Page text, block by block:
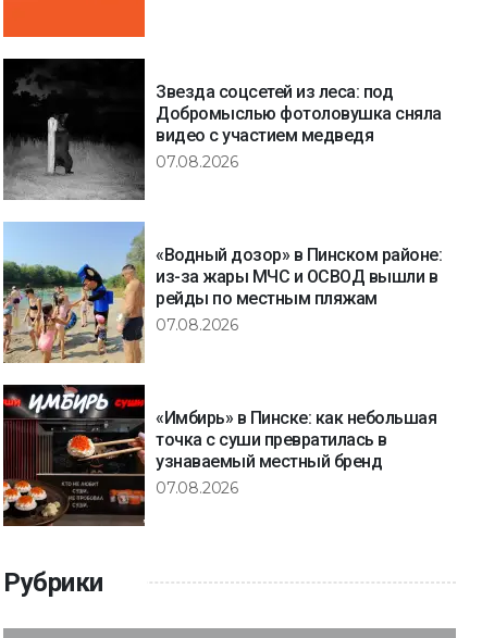
Звезда соцсетей из леса: под
Добромыслью фотоловушка сняла
видео с участием медведя
07.08.2026
«Водный дозор» в Пинском районе:
из-за жары МЧС и ОСВОД вышли в
рейды по местным пляжам
07.08.2026
«Имбирь» в Пинске: как небольшая
точка с суши превратилась в
узнаваемый местный бренд
07.08.2026
Рубрики